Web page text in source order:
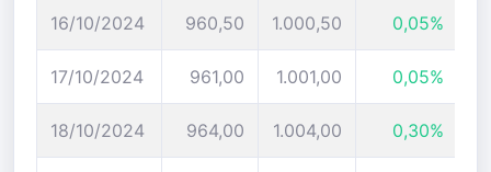
16/10/2024 960,50 1.000,50 0,05%
17/10/2024 961,00 1.001,00 0,05%
18/10/2024 964,00 1.004,00 0,30%